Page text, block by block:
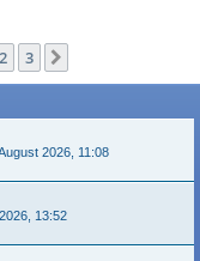
2 3
2026, 11:08
13:52